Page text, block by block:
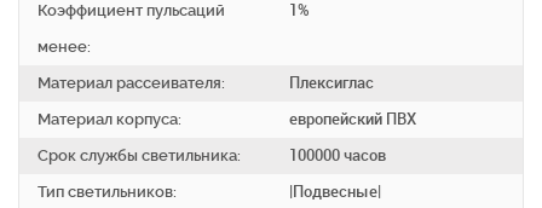
Коэффициент пульсаций
менее:
1%
Материал рассеивателя:
Плексиглас
Материал корпуса:
европейский ПВХ
Срок службы светильника:
100000 часов
Тип светильников:
|Подвесные|